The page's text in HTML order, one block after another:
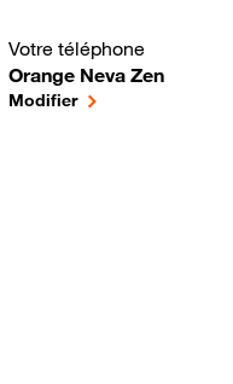
Votre téléphone
Orange Neva Zen
pour votre Orange Neva
Modifierle téléphone